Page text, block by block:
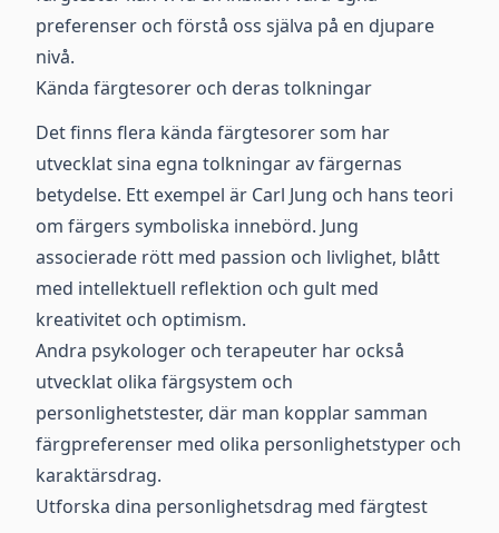
preferenser och förstå oss själva på en djupare
nivå.
Kända färgtesorer och deras tolkningar
Det finns flera kända färgtesorer som har
utvecklat sina egna tolkningar av färgernas
betydelse. Ett exempel är Carl Jung och hans teori
om färgers symboliska innebörd. Jung
associerade rött med passion och livlighet, blått
med intellektuell reflektion och gult med
kreativitet och optimism.
Andra psykologer och terapeuter har också
utvecklat olika färgsystem och
personlighetstester, där man kopplar samman
färgpreferenser med olika personlighetstyper och
karaktärsdrag.
Utforska dina personlighetsdrag med färgtest